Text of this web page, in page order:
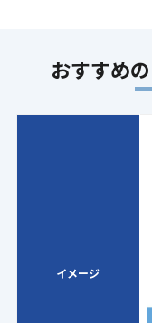
おすすめ
イメージ